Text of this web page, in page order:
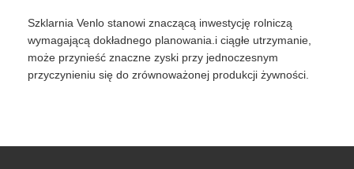
Szklarnia Venlo stanowi znaczącą inwestycję rolniczą
wymagającą dokładnego planowania.i ciągłe utrzymanie,
może przynieść znaczne zyski przy jednoczesnym
przyczynieniu się do zrównoważonej produkcji żywności.